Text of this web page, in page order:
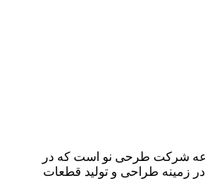
شرکت طرحی نو است که در
در زمینه طراحی و تولید قطعات